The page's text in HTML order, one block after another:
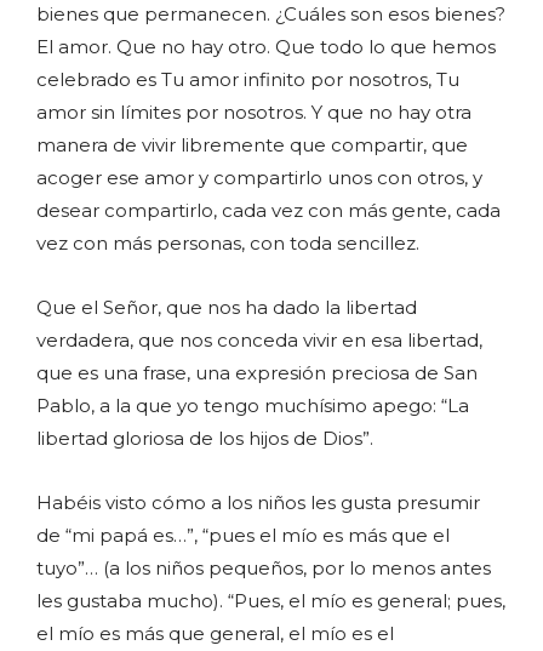
bienes que permanecen. ¿Cuáles son esos bienes?
El amor. Que no hay otro. Que todo lo que hemos
celebrado es Tu amor infinito por nosotros, Tu
amor sin límites por nosotros. Y que no hay otra
manera de vivir libremente que compartir, que
acoger ese amor y compartirlo unos con otros, y
desear compartirlo, cada vez con más gente, cada
vez con más personas, con toda sencillez.
Que el Señor, que nos ha dado la libertad
verdadera, que nos conceda vivir en esa libertad,
que es una frase, una expresión preciosa de San
Pablo, a la que yo tengo muchísimo apego: “La
libertad gloriosa de los hijos de Dios”.
Habéis visto cómo a los niños les gusta presumir
de “mi papá es…”, “pues el mío es más que el
tuyo”… (a los niños pequeños, por lo menos antes
les gustaba mucho). “Pues, el mío es general; pues,
el mío es más que general, el mío es el